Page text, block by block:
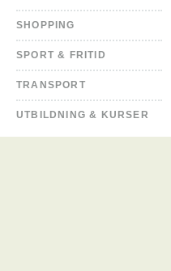
SHOPPING
SPORT & FRITID
TRANSPORT
UTBILDNING & KURSER